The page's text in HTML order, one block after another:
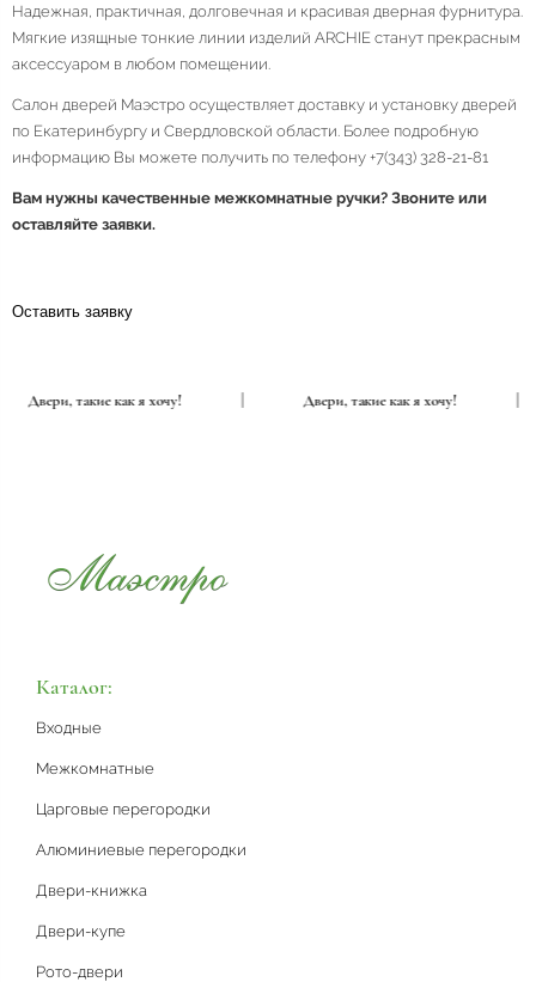
Надежная, практичная, долговечная и красивая дверная фурнитура.
Мягкие изящные тонкие линии изделий ARCHIE станут прекрасным
аксессуаром в любом помещении.
Салон дверей Маэстро осуществляет доставку и установку дверей
по Екатеринбургу и Свердловской области. Более подробную
информацию Вы можете получить по телефону +7(343) 328-21-81
Вам нужны качественные межкомнатные ручки? Звоните или
оставляйте заявки.
Оставить заявку
Двери, такие как я хочу! Двери, такие как я хочу!
Каталог:
Входные
Межкомнатные
Царговые перегородки
Алюминиевые перегородки
Двери-книжка
Двери-купе
Рото-двери